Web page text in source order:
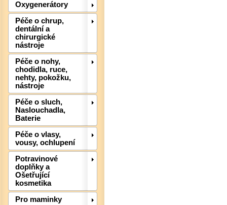
Oxygenerátory
Péče o chrup,
dentální a
chirurgické
nástroje
Péče o nohy,
chodidla, ruce,
nehty, pokožku,
nástroje
Péče o sluch,
Naslouchadla,
Baterie
Péče o vlasy,
vousy, ochlupení
Potravinové
doplňky a
Ošetřující
kosmetika
Pro maminky